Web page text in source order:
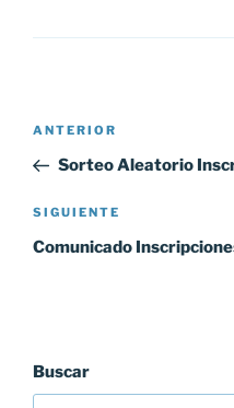
Navegación
entradas
Entrada
anterior:
ANTERIOR
Sorteo Aleatorio
Siguiente
entrada
SIGUIENTE
Comunicado
Buscar